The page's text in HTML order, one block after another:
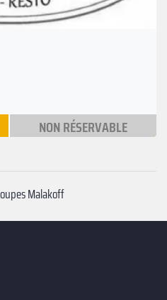
NON RÉSERVABLE
Malakoff